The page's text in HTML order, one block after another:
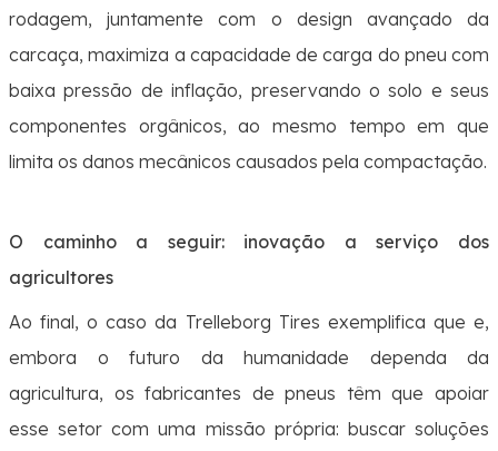
rodagem, juntamente com o design avançado da
carcaça, maximiza a capacidade de carga do pneu com
baixa pressão de inflação, preservando o solo e seus
componentes orgânicos,ao mesmo tempo em que
limita os danos mecânicos causados pela compactação.
O caminho a seguir: inovação a serviço dos
agricultores
Ao final, o caso da Trelleborg Tires exemplifica que e,
embora o futuro da humanidade dependa da
agricultura, os fabricantes de pneus têm que apoiar
esse setor com uma missão própria: buscar soluções